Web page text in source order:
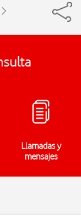
Llamadas y
mensajes